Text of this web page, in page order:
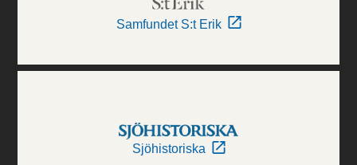
Samfundet S:t Erik
Sjöhistoriska